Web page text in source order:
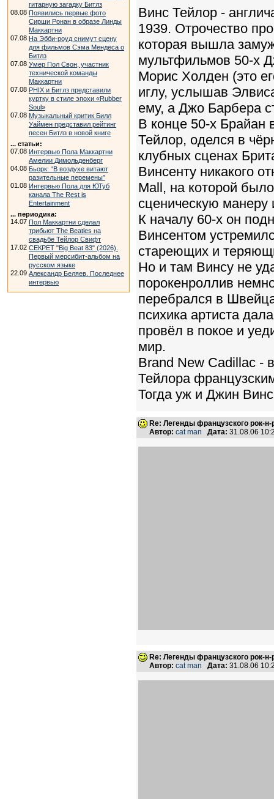
гитарную загадку Битлз
08.08 Появились первые фото
Сирши Ронан в образе Линды
Маккартни
07.08 На Эбби-роуд снимут сцену
для фильмов Сэма Мендеса о
Битлз
07.08 Умер Пол Свон, участник
технической команды
Маккартни
07.08 PHIX и Битлз представили
куртку в стиле эпохи «Rubber
Soul»
07.08 Музыкальный критик Билл
Уаймен представил рейтинг
песен Битлз в новой книге
... статьи:
07.08 Интервью Пола Маккартни
Амелии Димольденберг
04.08 Бьорк: “В воздухе витают
разительные перемены”
01.08 Интервью Пола для ЮТуб
канала The Rest is
Entertainment
... периодика:
14.07 Пол Маккартни сделал
трибьют The Beatles на
свадьбе Тейлор Свифт
17.02 СЕКРЕТ "Big Beat 83" (2026).
Первый мерсибит-альбом на
русском языке
22.09 Александр Беляев. Последнее
интервью
Винс Тейлор -
1939. Отрочество
которая вышла
мультфильмов 50-х
Морис Холден (это
иглу, услышав
ему, а Джо Барбера
В конце 50-х Брайан
Тейлор, оделся в
клубных сценах
Винсенту никакого
Mall, на которой
сценическую манеру
К началу 60-х он
Винсентом
стареющих и
Но и там Винсу не
порокенроллив
перебрался в
психика артиста
провёл в покое и
мир.
Brand New Cadillac -
Тейлора
Тогда уж и Джин
Re: Легенды французского рок-
Автор: cat man Дата: 31.08.06
Re: Легенды французского рок-
Автор: cat man Дата: 31.08.06